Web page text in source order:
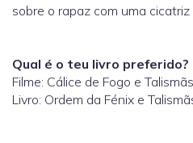
sobre o rapaz com uma cicatriz
Qual é o teu livro preferido?
Filme: Cálice de Fogo e
Livro: Ordem da Fénix e